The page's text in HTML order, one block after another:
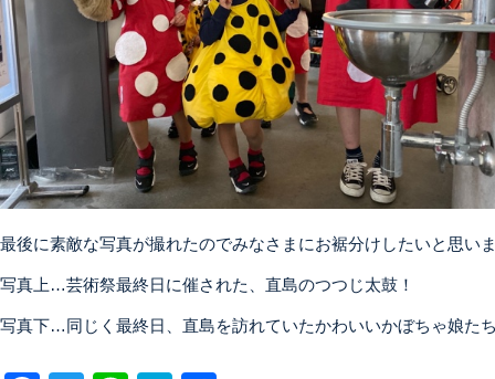
最後に素敵な写真が撮れたのでみなさまにお裾分けしたいと思い
写真上…芸術祭最終日に催された、直島のつつじ太鼓！
写真下…同じく最終日、直島を訪れていたかわいいかぼちゃ娘た